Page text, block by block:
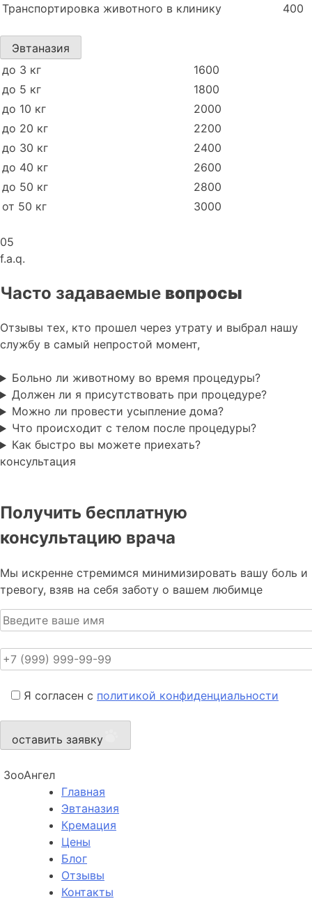
Транспортировка животного в клинику
400
Эвтаназия
до 3 кг
1600
до 5 кг
1800
до 10 кг
2000
до 20 кг
2200
до 30 кг
2400
до 40 кг
2600
до 50 кг
2800
от 50 кг
3000
05
f.a.q.
Часто задаваемые вопросы
Отзывы тех, кто прошел через утрату и выбрал нашу
службу в самый непростой момент,
Больно ли животному во время процедуры?
Должен ли я присутствовать при процедуре?
Можно ли провести усыпление дома?
Что происходит с телом после процедуры?
Как быстро вы можете приехать?
консультация
Получить бесплатную
консультацию врача
Мы искренне стремимся минимизировать вашу боль и
тревогу, взяв на себя заботу о вашем любимце
Я согласен с политикой конфиденциальности
оставить заявку
ЗооАнгел
Главная
Эвтаназия
Кремация
Цены
Блог
Отзывы
Контакты